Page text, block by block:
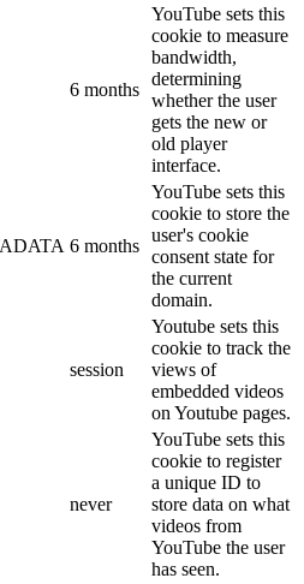
6 months
YouTube sets this
cookie to measure
bandwidth,
determining
whether the user
gets the new or
old player
interface.
6 months
YouTube sets this
cookie to store the
user's cookie
consent state for
the current
domain.
session
Youtube sets this
cookie to track the
views of
embedded videos
on Youtube pages.
never
YouTube sets this
cookie to register
a unique ID to
store data on what
videos from
YouTube the user
has seen.